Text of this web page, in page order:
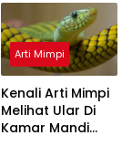
Arti Mimpi
Kenali Arti Mimpi
Melihat Ular Di
Kamar Mandi